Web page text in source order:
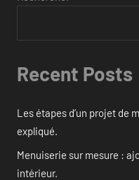
Recent Posts
Les étapes d’un projet de
expliqué.
Menuiserie sur mesure :
intérieur.